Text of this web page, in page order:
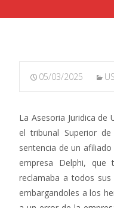
05/03/2025
La Asesoria Juridica de
el tribunal Superior
sentencia de un
empresa Delphi, que
reclamaba a todos
embargandoles a los